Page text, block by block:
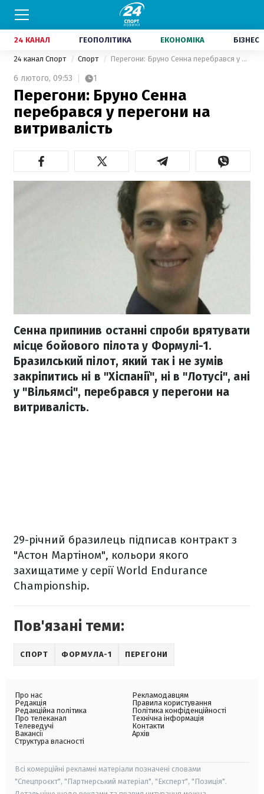
24 КАНАЛ ГЕОПОЛІТИКА ЕКОНОМІКА БІЗНЕС
24 канал Спорт Спорт Перегони: Бруно Сенна перебрався у перегони на витривалість
6 лютого, 09:53 1
Перегони: Бруно Сенна
перебрався у перегони на
витривалість
Сенна припинив останні спроби врятувати
місце бойового пілота у Формулі-1.
Бразилський пілот, який так і не зумів
закріпитись ні в "Хіспанії", ні в "Лотусі", ані
у "Вільямсі", перебрався у перегони на
витривалість.
29-річний бразилець підписав контракт з
"Астон Мартіном", кольори якого
захищатиме у серії World Endurance
Championship.
Пов'язані теми:
СПОРТ ФОРМУЛА-1 ПЕРЕГОНИ
Про нас
Редакція
Редакційна політика
Про телеканал
Телеведучі
Вакансії
Структура власності
Рекламодавцям
Правила користування
Політика конфіденційності
Технічна інформація
Контакти
Архів
Всі комерційні рекламні матеріали позначені словами
"Спецпроєкт", "Партнерський матеріал", "Експерт", "Позиція".